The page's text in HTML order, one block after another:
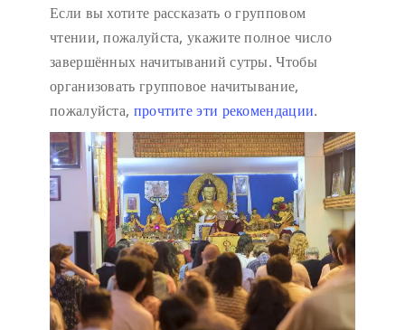
Если вы хотите рассказать о групповом
чтении, пожалуйста, укажите полное число
завершённых начитываний сутры. Чтобы
организовать групповое начитывание,
пожалуйста, прочтите эти рекомендации.